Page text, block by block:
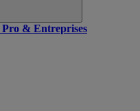
Pro & Entreprises